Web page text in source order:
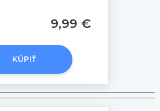
9,99 €
KÚPIŤ